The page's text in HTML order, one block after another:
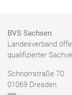
BVS Sachsen
Landesverband
qualifizierter
Schnorrstraße 70
01069 Dresden